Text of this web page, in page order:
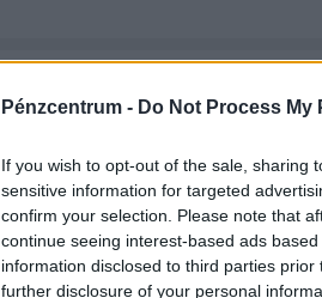
Pénzcentrum - Do Not Process
If you wish to opt-out of the sale, sharing
sensitive information for targeted
confirm your selection. Please note that
continue seeing interest-based ads
information disclosed to third parties
further disclosure of your personal